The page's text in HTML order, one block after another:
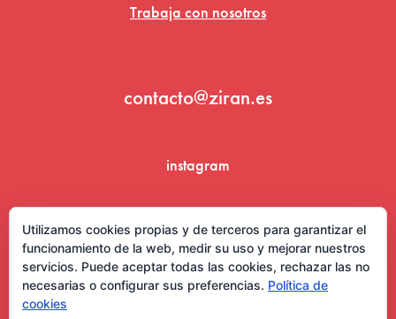
Trabaja con nosotros
contacto@ziran.es
instagram
Utilizamos cookies propias y de terceros para garantizar el
funcionamiento de la web, medir su uso y mejorar nuestros
servicios. Puede aceptar todas las cookies, rechazar las no
necesarias o configurar sus preferencias. Política de
cookies